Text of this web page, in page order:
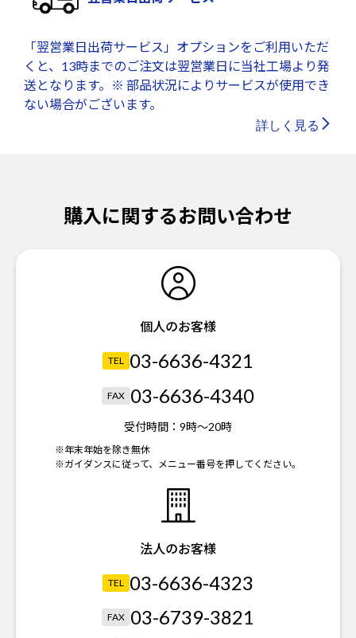
「翌営業日出荷サービス」オプションをご利用いただ
くと、13時までのご注文は翌営業日に当社工場より発
送となります。※ 部品状況によりサービスが使用でき
ない場合がございます。
詳しく見る
購入に関するお問い合わせ
個人のお客様
TEL 03-6636-4321
FAX 03-6636-4340
受付時間： 9時～20時
※年末年始を除き無休
※ガイダンスに従って、メニュー番号を押してください。
法人のお客様
TEL 03-6636-4323
FAX 03-6739-3821